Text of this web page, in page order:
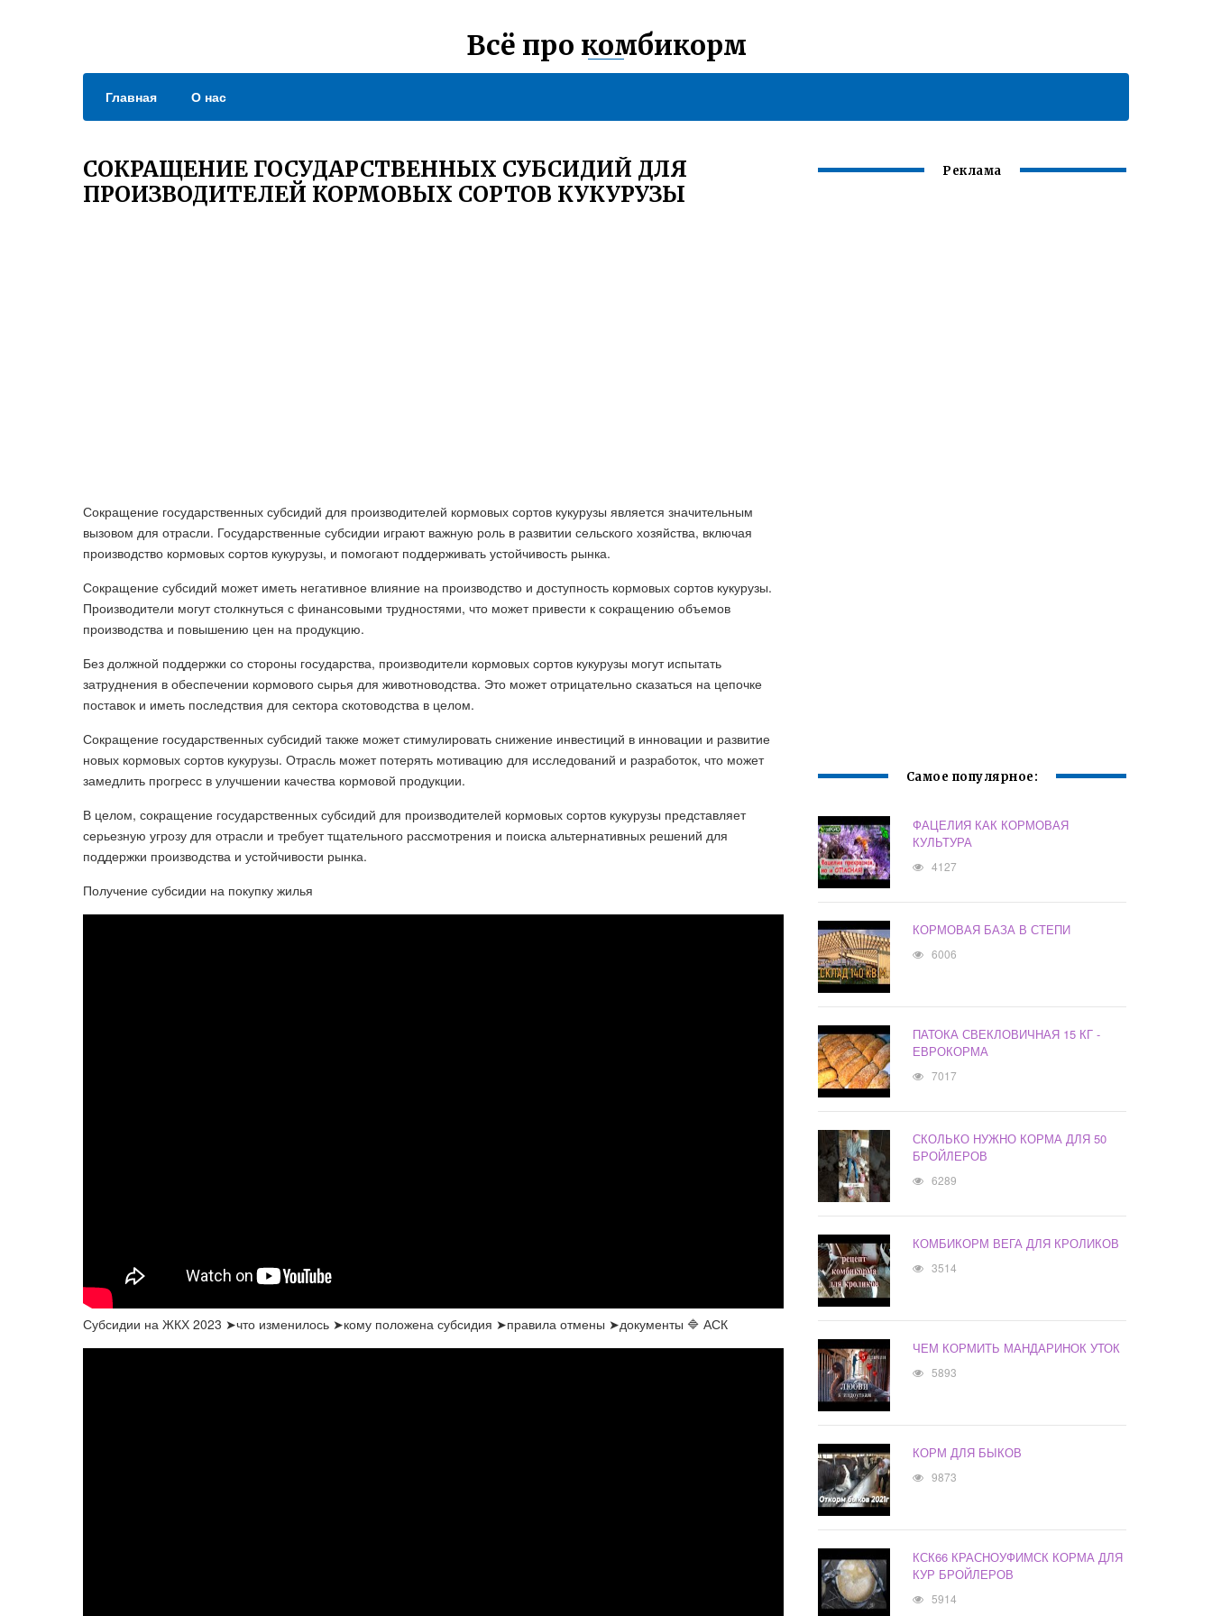
Всё про комбикорм
Главная О нас
СОКРАЩЕНИЕ ГОСУДАРСТВЕННЫХ СУБСИДИЙ ДЛЯ
ПРОИЗВОДИТЕЛЕЙ КОРМОВЫХ СОРТОВ КУКУРУЗЫ
Сокращение государственных субсидий для производителей кормовых сортов кукурузы является значительным
вызовом для отрасли. Государственные субсидии играют важную роль в развитии сельского хозяйства, включая
производство кормовых сортов кукурузы, и помогают поддерживать устойчивость рынка.
Сокращение субсидий может иметь негативное влияние на производство и доступность кормовых сортов кукурузы.
Производители могут столкнуться с финансовыми трудностями, что может привести к сокращению объемов
производства и повышению цен на продукцию.
Без должной поддержки со стороны государства, производители кормовых сортов кукурузы могут испытать
затруднения в обеспечении кормового сырья для животноводства. Это может отрицательно сказаться на цепочке
поставок и иметь последствия для сектора скотоводства в целом.
Сокращение государственных субсидий также может стимулировать снижение инвестиций в инновации и развитие
новых кормовых сортов кукурузы. Отрасль может потерять мотивацию для исследований и разработок, что может
замедлить прогресс в улучшении качества кормовой продукции.
В целом, сокращение государственных субсидий для производителей кормовых сортов кукурузы представляет
серьезную угрозу для отрасли и требует тщательного рассмотрения и поиска альтернативных решений для
поддержки производства и устойчивости рынка.
Получение субсидии на покупку жилья
Субсидии на ЖКХ 2023 ➤что изменилось ➤кому положена субсидия ➤правила отмены ➤документы 🔷 АСК
Реклама
Самое популярное:
ФАЦЕЛИЯ КАК КОРМОВАЯ
КУЛЬТУРА
4127
КОРМОВАЯ БАЗА В СТЕПИ
6006
ПАТОКА СВЕКЛОВИЧНАЯ 15 КГ -
ЕВРОКОРМА
7017
СКОЛЬКО НУЖНО КОРМА ДЛЯ 50
БРОЙЛЕРОВ
6289
КОМБИКОРМ ВЕГА ДЛЯ КРОЛИКОВ
3514
ЧЕМ КОРМИТЬ МАНДАРИНОК УТОК
5893
КОРМ ДЛЯ БЫКОВ
9873
КСК66 КРАСНОУФИМСК КОРМА ДЛЯ
КУР БРОЙЛЕРОВ
5914